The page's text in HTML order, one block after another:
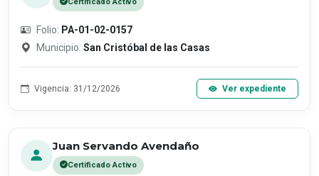
Folio: PA-01-02-0157
Municipio: San Cristóbal de las Casas
Vigencia: 31/12/2026 Ver expediente
Juan Servando Avendaño
Certificado Activo